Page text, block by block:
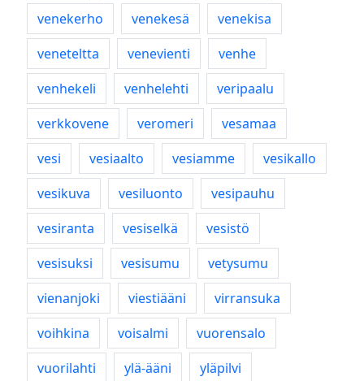
venekerho
venekesä
venekisa
veneteltta
venevienti
venhe
venhekeli
venhelehti
veripaalu
verkkovene
veromeri
vesamaa
vesi
vesiaalto vesiamme
vesikallo
vesikuva
vesiluonto
vesipauhu
vesiranta
vesiselkä
vesistö
vesisuksi
vesisumu
vetysumu
vienanjoki
viestiääni
virransuka
voihkina
voisalmi
vuorensalo
vuorilahti
ylä-ääni yläpilvi